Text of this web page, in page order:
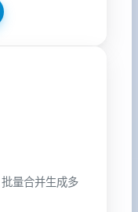
量合并生成多